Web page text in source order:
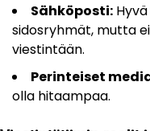
Sähköposti:
sidosryhmät, mutta
viestintään.
Perinteiset
olla hitaampaa.